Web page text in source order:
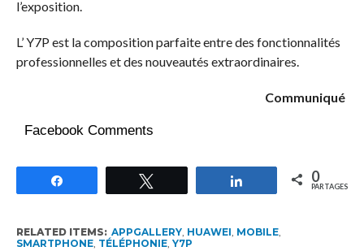
l’exposition.
L’ Y7P est la composition parfaite entre des fonctionnalités
professionnelles et des nouveautés extraordinaires.
Communiqué
Facebook Comments
Partagez 0
PARTAGES
RELATED ITEMS: APPGALLERY, HUAWEI, MOBILE,
SMARTPHONE, TÉLÉPHONIE, Y7P